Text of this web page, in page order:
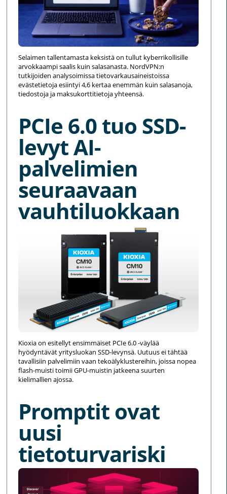
Selaimen tallentamasta keksistä on tullut kyberrikollisille
arvokkaampi saalis kuin salasanasta. NordVPN:n
tutkijoiden analysoimissa tietovarkausaineistoissa
evästetietoja esiintyi 4,6 kertaa enemmän kuin salasanoja,
tiedostoja ja maksukorttitietoja yhteensä.
PCIe 6.0 tuo SSD-
levyt AI-
palvelimien
seuraavaan
vauhtiluokkaan
Kioxia on esitellyt ensimmäiset PCIe 6.0 -väylää
hyödyntävät yritysluokan SSD-levynsä. Uutuus ei tähtää
tavallisiin palvelimiin vaan tekoälyklustereihin, joissa nopea
flash-muisti toimii GPU-muistin jatkeena suurten
kielimallien ajossa.
Promptit ovat
uusi
tietoturvariski